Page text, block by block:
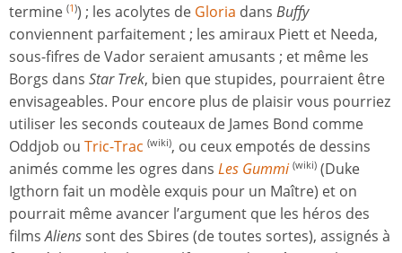
termine (1)) ; les acolytes de Gloria dans Buffy
conviennent parfaitement ; les amiraux Piett et Needa,
sous-fifres de Vador seraient amusants ; et même les
Borgs dans Star Trek, bien que stupides, pourraient être
envisageables. Pour encore plus de plaisir vous pourriez
utiliser les seconds couteaux de James Bond comme
Oddjob ou Tric-Trac (wiki), ou ceux empotés de dessins
animés comme les ogres dans Les Gummi (wiki) (Duke
Igthorn fait un modèle exquis pour un Maître) et on
pourrait même avancer l’argument que les héros des
filmsAlienssont des Sbires (de toutes sortes), assignés à